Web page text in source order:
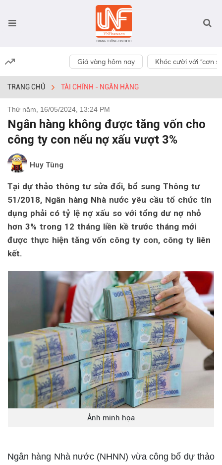
Giá vàng hôm nay Khóc cười với “cơn
TRANG CHỦ TÀI CHÍNH - NGÂN HÀNG
Thứ năm, 16/05/2024, 13:24 PM
Ngân hàng không được tăng vốn cho
công ty con nếu nợ xấu vượt 3%
Huy Tùng
Tại dự thảo thông tư sửa đổi, bổ sung Thông tư
51/2018, Ngân hàng Nhà nước yêu cầu tổ chức tín
dụng phải có tỷ lệ nợ xấu so với tổng dư nợ nhỏ
hơn 3% trong 12 tháng liền kề trước tháng mới
được thực hiện tăng vốn công ty con, công ty liên
kết.
Ảnh minh họa
Ngân hàng Nhà nước (NHNN) vừa công bố dự thảo